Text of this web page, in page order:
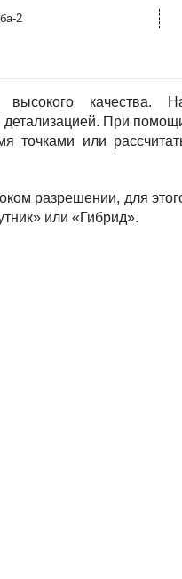
2
высокого качества.
детализацией. При
точками или
разрешении, для
или «Гибрид».